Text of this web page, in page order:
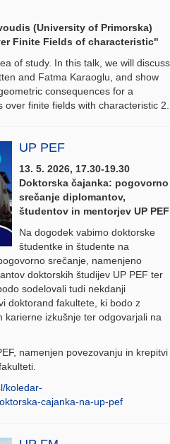
(University of Primorska)
Finite Fields of characteristic"
of study. In this talk, we will discuss
and Fatma Karaoglu, and show
consequences for a
finite fields with characteristic 2.
UP PEF
13. 5. 2026, 17.30-19.30
Doktorska čajanka: pogovorno
srečanje diplomantov,
študentov in mentorjev UP PEF
Na dogodek vabimo doktorske
študentke in študente na
srečanje, namenjeno
doktorskih študijev UP PEF ter
sodelovali tudi nekdanji
doktorand fakultete, ki bodo z
karierne izkušnje ter odgovarjali na
namenjen povezovanju in krepitvi
koledar-
cajanka-na-up-pef